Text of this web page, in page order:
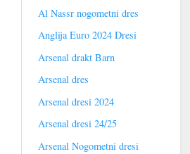
Al Nassr nogometni dres
Anglija Euro 2024 Dresi
Arsenal drakt Barn
Arsenal dres
Arsenal dresi 2024
Arsenal dresi 24/25
Arsenal Nogometni dresi